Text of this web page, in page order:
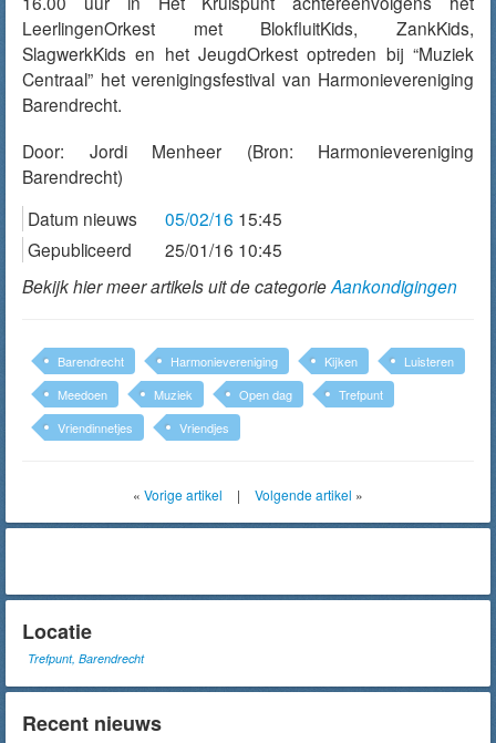
LeerlingenOrkest met BlokfluitKids, ZankKids,
SlagwerkKids en het JeugdOrkest optreden bij “Muziek
Centraal” het verenigingsfestival van Harmonievereniging
Barendrecht.
Door: Jordi Menheer (Bron: Harmonievereniging
Barendrecht)
Datum nieuws
05/02/16 15:45
Gepubliceerd
25/01/16 10:45
Bekijk hier meer artikels uit de categorieAankondigingen
Barendrecht Harmonievereniging Kijken
Luisteren
Meedoen
Muziek Open dag
Trefpunt
Vriendinnetjes
Vriendjes
« Vorige artikel | Volgende artikel »
Locatie
Trefpunt, Barendrecht
Recent nieuws